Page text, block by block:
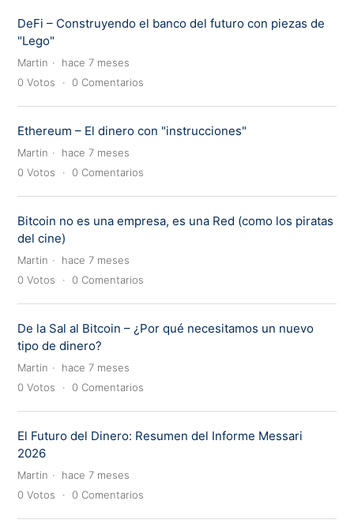
DeFi – Construyendo el banco del futuro con piezas de
"Lego"
Martin
hace 7 meses
0 Votos 0 Comentarios
Ethereum – El dinero con "instrucciones"
Martin
hace 7 meses
0 Votos 0 Comentarios
Bitcoin no es una empresa, es una Red (como los piratas
del cine)
Martin
hace 7 meses
0 Votos 0 Comentarios
De la Sal al Bitcoin – ¿Por qué necesitamos un nuevo
tipo de dinero?
Martin
hace 7 meses
0 Votos 0 Comentarios
El Futuro del Dinero: Resumen del Informe Messari
2026
Martin
hace 7 meses
0 Votos 0 Comentarios